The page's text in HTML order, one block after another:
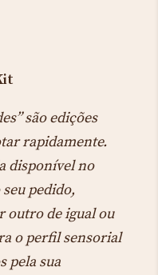
são edições
rapidamente.
disponível no
pedido,
outro de igual ou
o perfil sensorial
pela sua